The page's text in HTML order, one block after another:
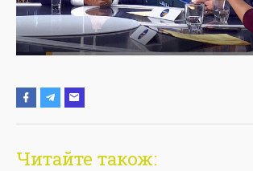
Читайте також: